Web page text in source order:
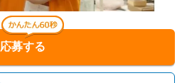
応募する